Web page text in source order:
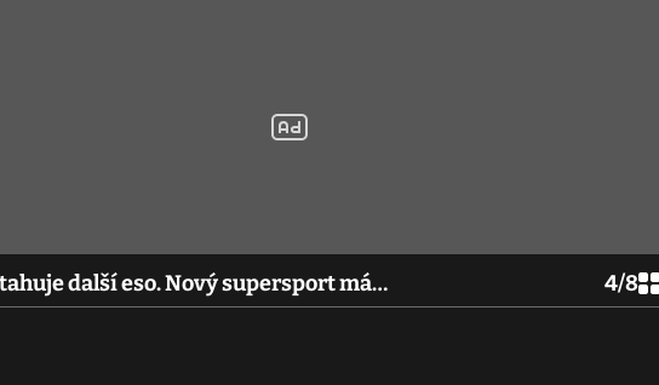
další eso. Nový supersport má… 4/8